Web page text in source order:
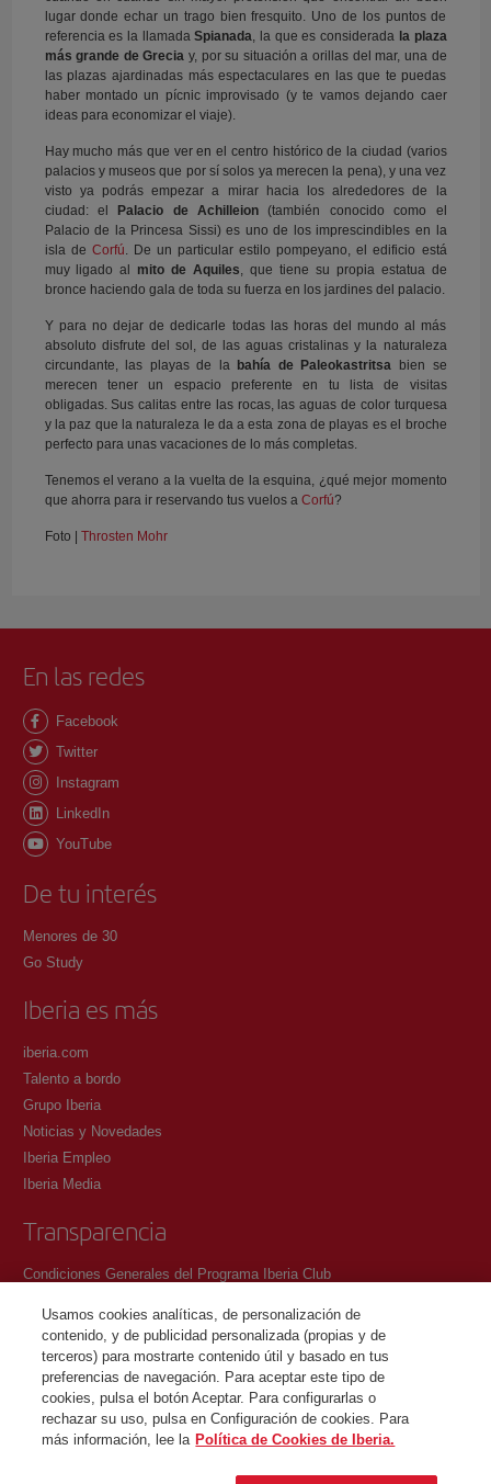
lugar donde echar un trago bien fresquito. Uno de los puntos de
referencia es la llamadaSpianada, la que es considerada la plaza
más grande de Grecia y, por su situación a orillas del mar, una de
las plazas ajardinadas más espectaculares en las que te puedas
haber montado un pícnic improvisado (y te vamos dejando caer
ideas para economizar el viaje).
Hay mucho más que ver en el centro histórico de la ciudad (varios
palacios y museos que por sí solos ya merecen la pena), y una vez
visto ya podrás empezar a mirar hacia los alrededores de la
ciudad: el
Palacio de Achilleion (también conocido como el
Palacio de la Princesa Sissi) es uno de los imprescindibles en la
isla de Corfú. De un particular estilo pompeyano, el edificio está
muy ligado al
mito de Aquiles, que tiene su propia estatua de
bronce haciendo gala de toda su fuerza en los jardines del palacio.
Y para no dejar de dedicarle todas las horas del mundo al más
absoluto disfrute del sol, de las aguas cristalinas y la naturaleza
circundante, las playas de la bahía de Paleokastritsa bien se
merecen tener un espacio preferente en tu lista de visitas
obligadas. Sus calitas entre las rocas, las aguas de color turquesa
y la paz que la naturaleza le da a esta zona de playas es el broche
perfecto para unas vacaciones de lo más completas.
Tenemos el verano a la vuelta de la esquina, ¿qué mejor momento
que ahorra para ir reservando tus vuelos a Corfú?
Foto | Throsten Mohr
En las redes
Facebook
Twitter
Instagram
LinkedIn
YouTube
De tu interés
Menores de 30
Go Study
Iberia es más
iberia.com
Talento a bordo
Grupo Iberia
Noticias y Novedades
Iberia Empleo
Iberia Media
Transparencia
Condiciones Generales del Programa Iberia Club
Política de protección de datos personales
Gestión y Política de cookies
Contacto
©Iberia Joven 2026. Todos los derechos reservados.
Usamos cookies analíticas, de personalización de
contenido, y de publicidad personalizada (propias y de
terceros) para mostrarte contenido útil y basado en tus
preferencias de navegación. Para aceptar este tipo de
cookies, pulsa el botón Aceptar. Para configurarlas o
rechazar su uso, pulsa en Configuración de cookies. Para
más información, lee la Política de Cookies de Iberia.